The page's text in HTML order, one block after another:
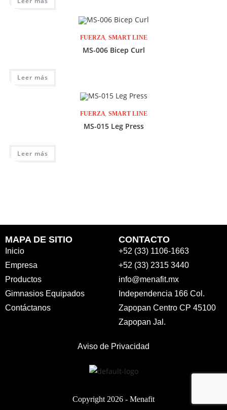
FUERZA, SMART LINE
MS-006 Bicep Curl
Leer más
FUERZA, SMART LINE
MS-015 Leg Press
Leer más
MAPA DE SITIO
Inicio
Empresa
Productos
Gimnasios Equipados
Contáctanos
CONTACTO
+52 (33) 1106-1663
+52 (33) 2315 3440
info@menafit.mx
Independencia 166 Col.
Zapopan Centro CP 45100
Zapopan Jal.
Aviso de Privacidad
Copyright 2026 - Menafit